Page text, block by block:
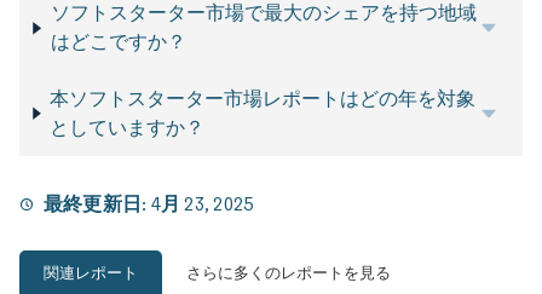
ソフトスターター市場で最大のシェアを持つ地域
はどこですか？
本ソフトスターター市場レポートはどの年を対象
としていますか？
最終更新日: 4月 23, 2025
関連レポート さらに多くのレポートを見る